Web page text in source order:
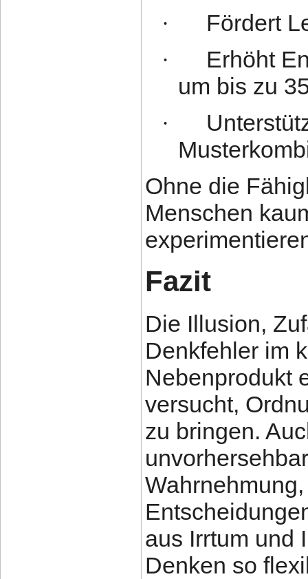
· Fördert
·
Erhöht
um bis zu
·
Ohne die
Menschen
Fazit
Die Illusion,
Denkfehler im
Nebenprodukt
versucht,
zu bringen.
aus Irrtum und
Denken so